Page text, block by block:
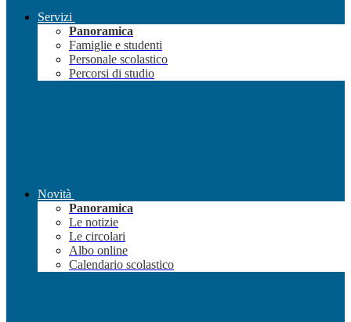
Servizi
Panoramica
Famiglie e studenti
Personale scolastico
Percorsi di studio
Novità
Panoramica
Le notizie
Le circolari
Albo online
Calendario scolastico